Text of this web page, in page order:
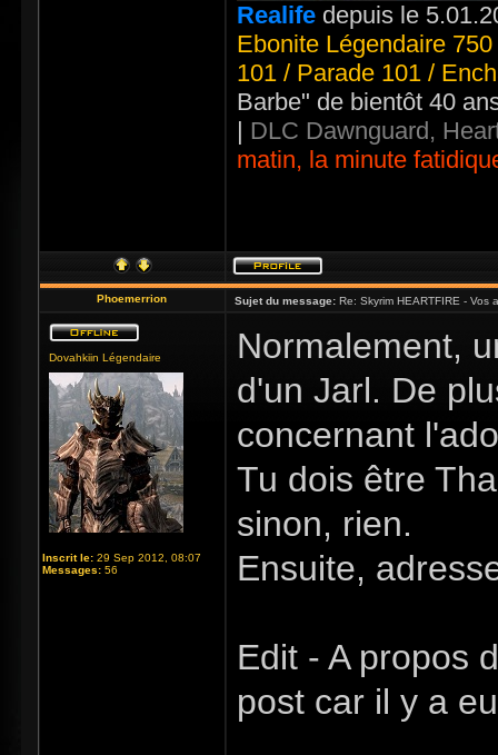
Realife depuis le
Ebonite Légendaire
101 / Parade 101 /
Barbe" de bientôt 40
| DLC Dawnguard,
matin, la minute
Phoemerrion Sujet du message: Re: Skyrim HEARTFIRE - Vos
Dovahkiin Légendaire
Inscrit le: 29 Sep 2012, 08:07
Messages: 56
Normalement,
d'un Jarl. De
concernant
Tu dois être
sinon, rien.
Ensuite,
Edit - A propos
post car il y a